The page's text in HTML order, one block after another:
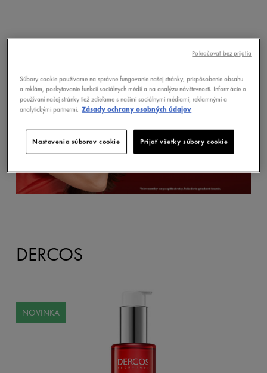
DERCOS
NOVINKA
Súbory cookie používame na správne fungovanie našej stránky, prispôsobenie obsahu
a reklám, poskytovanie funkcií sociálnych médií a na analýzu návštevnosti. Informácie o
používaní našej stránky tiež zdieľame s našimi sociálnymi médiami, reklamnými a
analytickými partnermi. Zásady ochrany osobných údajov
Nastavenia súborov cookie Prijať všetky súbory cookie
Pokračovať bez prijatia